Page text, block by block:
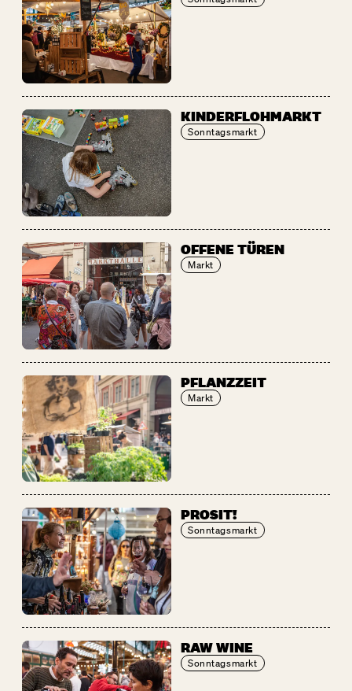
KINDERFLOHMARKT
Sonntagsmarkt
OFFENE TÜREN
Markt
PFLANZZEIT
Markt
PROSIT!
Sonntagsmarkt
RAW WINE
Sonntagsmarkt